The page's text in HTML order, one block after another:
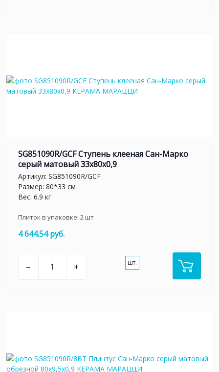
SG851090R/GCF Ступень клееная Сан-Марко
серый матовый 33x80x0,9
Артикул: SG851090R/GCF
Размер: 80*33 см
Вес: 6.9 кг
Плиток в упаковке: 2шт
4 644.54 руб.
– + шт.